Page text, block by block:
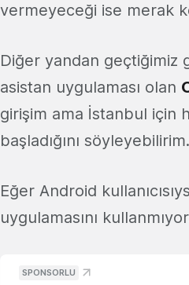
vermeyeceği ise merak
Diğer yandan geçtiğimiz
asistan uygulaması olan
girişim ama İstanbul için
başladığını söyleyebilirim.
Eğer Android
uygulamasını
SPONSORLU